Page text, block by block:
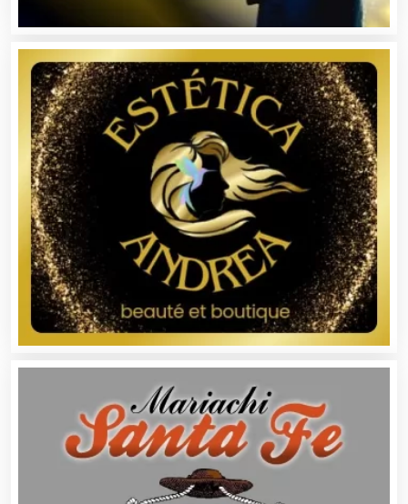
Artículos Personales
Artículos Publicitarios
Aseguradoras
Asesores Técnicos
Asesoría Fiscal
Asociaciones Civiles